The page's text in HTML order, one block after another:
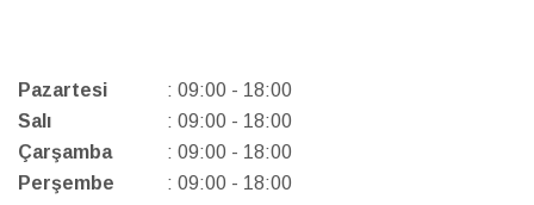
Pazartesi
: 09:00 - 18:00
Salı
: 09:00 - 18:00
Çarşamba
: 09:00 - 18:00
Perşembe
: 09:00 - 18:00